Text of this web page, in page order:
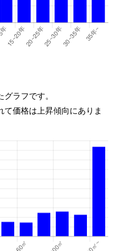
ラフです。
価格は上昇傾向にありま